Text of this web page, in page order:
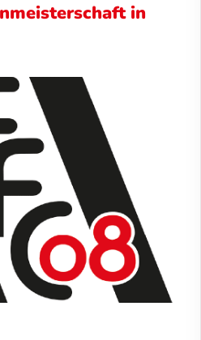
in